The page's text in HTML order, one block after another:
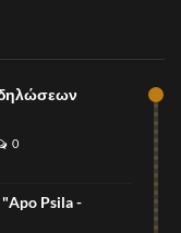
0
"Apo Psila -